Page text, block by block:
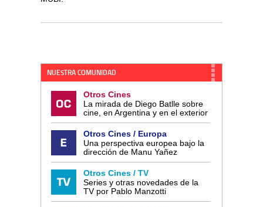
NUESTRA COMUNIDAD
Otros Cines
La mirada de Diego Batlle sobre
cine, en Argentina y en el exterior
Otros Cines / Europa
Una perspectiva europea bajo la
dirección de Manu Yañez
Otros Cines / TV
Series y otras novedades de la
TV por Pablo Manzotti